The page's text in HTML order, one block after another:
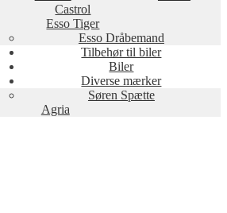
Castrol
Esso Tiger
Esso Dråbemand
Tilbehør til biler
Biler
Diverse mærker
Søren Spætte
Agria